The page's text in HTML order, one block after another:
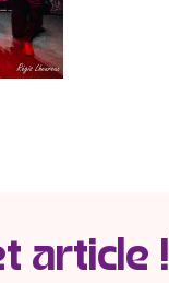
article !